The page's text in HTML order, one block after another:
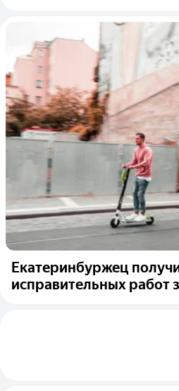
Екатеринбуржец
исправительных работ